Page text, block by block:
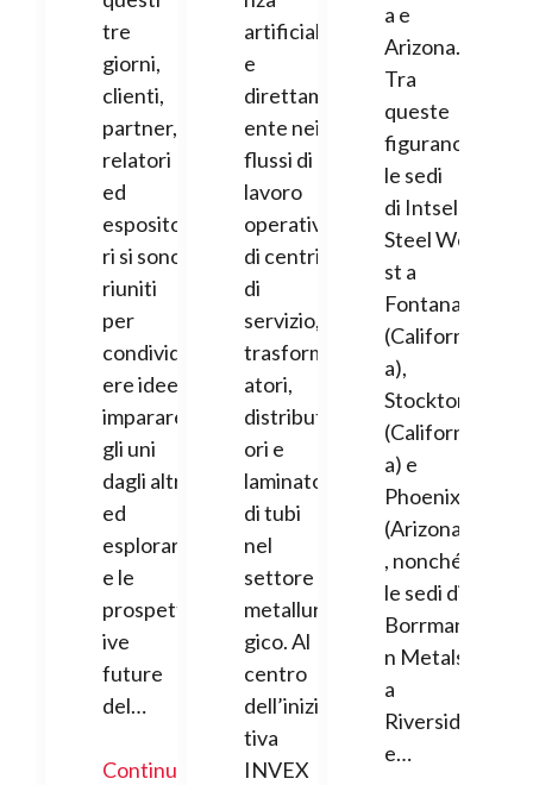
tre
giorni,
clienti,
partner,
relatori
ed
esposito
ri si sono
riuniti
per
condivid
ere idee,
imparare
gli uni
dagli altri
ed
esplorar
e le
prospett
ive
future
del…
Continua
artificial
e
direttam
ente nei
flussi di
lavoro
operativi
di centri
di
servizio,
trasform
atori,
distribut
ori e
laminatoi
di tubi
nel
settore
metallur
gico. Al
centro
dell’inizia
tiva
INVEX
a e
Arizona.
Tra
queste
figurano
le sedi
di Intsel
Steel We
st a
Fontana
(Californi
a),
Stockton
(Californi
a) e
Phoenix
(Arizona)
, nonché
le sedi di
Borrman
n Metals
a
Riversid
e…